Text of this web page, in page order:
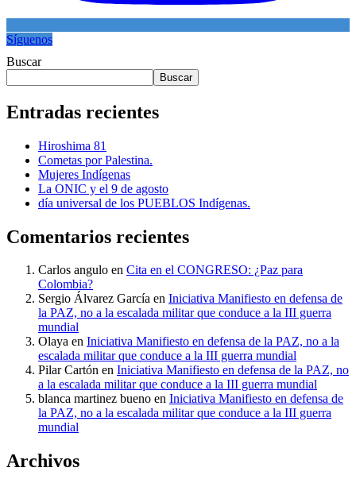
Síguenos
Buscar
Buscar
Entradas recientes
Hiroshima 81
Cometas por Palestina.
Mujeres Indígenas
La ONIC y el 9 de agosto
día universal de los PUEBLOS Indígenas.
Comentarios recientes
Carlos angulo en Cita en el CONGRESO: ¿Paz para
Colombia?
Sergio Álvarez García en Iniciativa Manifiesto en defensa de
la PAZ, no a la escalada militar que conduce a la III guerra
mundial
Olaya en Iniciativa Manifiesto en defensa de la PAZ, no a la
escalada militar que conduce a la III guerra mundial
Pilar Cartón en Iniciativa Manifiesto en defensa de la PAZ, no
a la escalada militar que conduce a la III guerra mundial
blanca martinez bueno en Iniciativa Manifiesto en defensa de
la PAZ, no a la escalada militar que conduce a la III guerra
mundial
Archivos